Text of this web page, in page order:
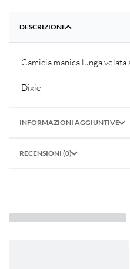
DESCRIZIONE
Camicia manica lunga velata
Dixie
INFORMAZIONI AGGIUNTIVE
RECENSIONI (0)